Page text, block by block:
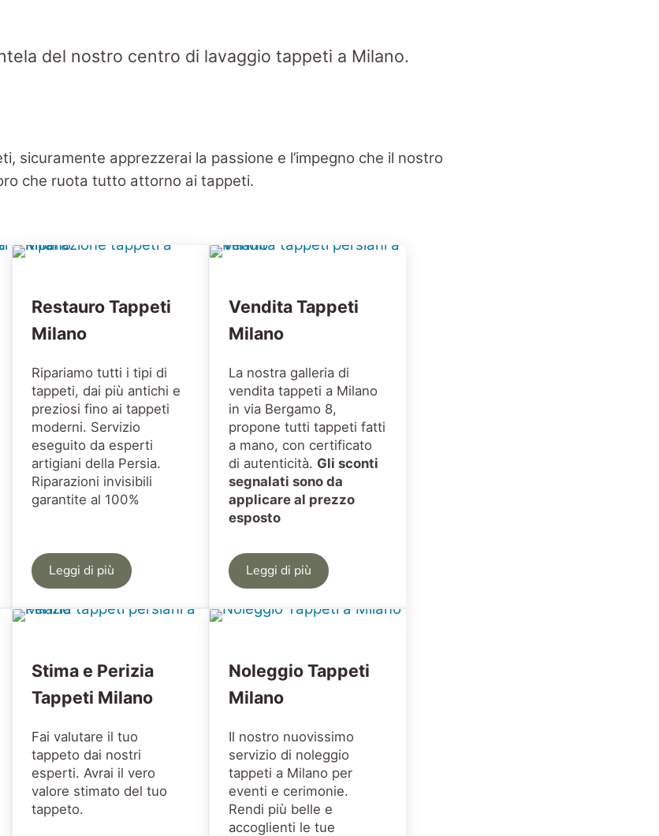
del nostro centro di lavaggio tappeti a Milano.
sicuramente apprezzerai la passione e l’impegno che il nostro
che ruota tutto attorno ai tappeti.
Milano e Trezzano
Restauro Tappeti
Milano
Ripariamo tutti i tipi di
tappeti, dai più antichi e
preziosi fino ai tappeti
moderni. Servizio
eseguito da esperti
artigiani della Persia.
Riparazioni invisibili
garantite al 100%
Leggi di piùRestauro Tappeti Milano
Vendita Tappeti
Milano
La nostra galleria di
vendita tappeti a Milano
in via Bergamo 8,
propone tutti tappeti fatti
a mano, con certificato
di autenticità. Gli sconti
segnalati sono da
applicare al prezzo
esposto
Leggi di piùVendita Tappeti Milano
Stima e Perizia
Tappeti Milano
Fai valutare il tuo
tappeto dai nostri
esperti. Avrai il vero
valore stimato del tuo
tappeto.
Noleggio Tappeti
Milano
Il nostro nuovissimo
servizio di noleggio
tappeti a Milano per
eventi e cerimonie.
Rendi più belle e
accoglienti le tue